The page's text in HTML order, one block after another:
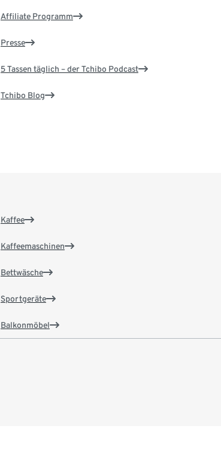
Affiliate Programm
Presse
5 Tassen täglich – der Tchibo Podcast
Tchibo Blog
Kaffee
Kaffeemaschinen
Bettwäsche
Sportgeräte
Balkonmöbel